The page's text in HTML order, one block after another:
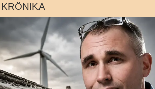
KRÖNIKA